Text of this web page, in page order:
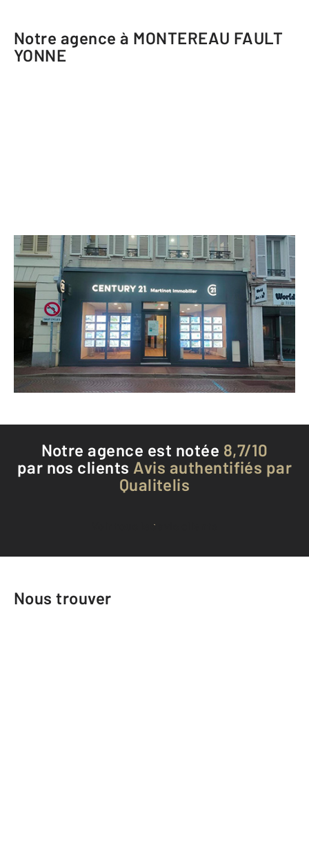
Notre agence à MONTEREAU FAULT
YONNE
CENTURY 21 Martinot Immobilier
60 rue Jean Jaurès
MONTEREAU FAULT YONNE - 77130
Envoyer un message
Téléphoner à l'agence
Notre agence est notée 8,7/10
par nos clients Avis authentifiés par
Qualitelis
Voir tous les avis clients
Nous trouver